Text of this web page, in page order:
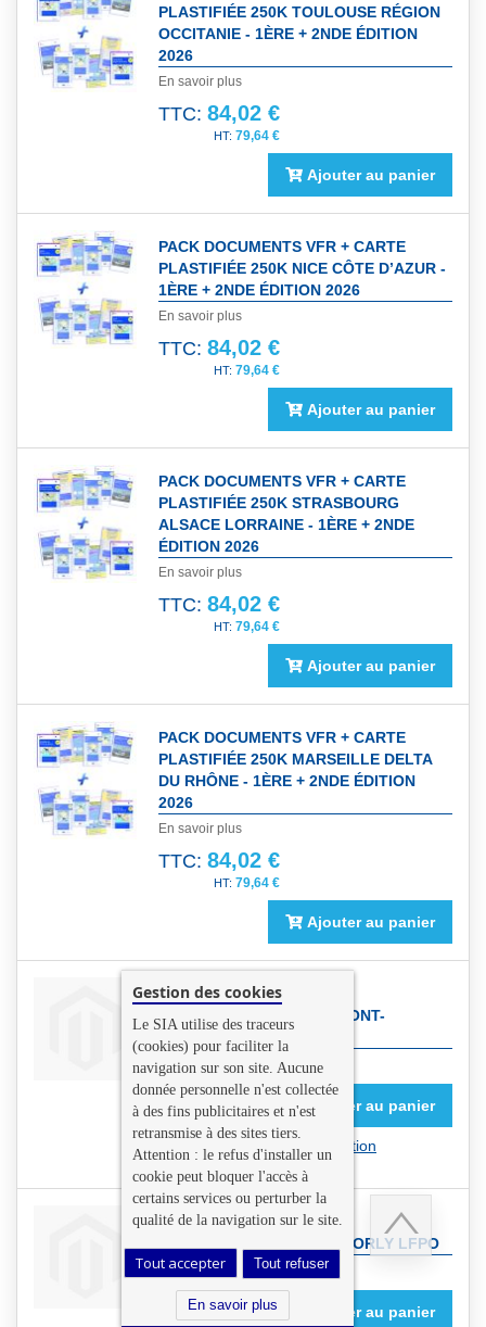
PLASTIFIÉE 250K TOULOUSE RÉGION
OCCITANIE - 1ÈRE + 2NDE ÉDITION
2026
En savoir plus
TTC: 84,02 €
79,64 €
Ajouter au panier
PACK DOCUMENTS VFR + CARTE
PLASTIFIÉE 250K NICE CÔTE D’AZUR -
1ÈRE + 2NDE ÉDITION 2026
En savoir plus
TTC: 84,02 €
79,64 €
Ajouter au panier
PACK DOCUMENTS VFR + CARTE
PLASTIFIÉE 250K STRASBOURG
ALSACE LORRAINE - 1ÈRE + 2NDE
ÉDITION 2026
En savoir plus
TTC: 84,02 €
79,64 €
Ajouter au panier
PACK DOCUMENTS VFR + CARTE
PLASTIFIÉE 250K MARSEILLE DELTA
DU RHÔNE - 1ÈRE + 2NDE ÉDITION
2026
En savoir plus
TTC: 84,02 €
79,64 €
Ajouter au panier
DONNÉES DE TERRAIN ET
D'OBSTACLES DE CLERMONT-
FERRAND LFLC
En savoir plus
TTC:0,00 €
0,00 €
Ajouter au panier
Produit sous licence d'utilisation
DONNÉES DE TERRAIN ET
D'OBSTACLES DE PARIS - ORLY LFPO
En savoir plus
TTC: 0,00 €
0,00 €
Ajouter au panier
haut
Gestion des cookies
Le SIA utilise des traceurs
(cookies) pour faciliter la
navigation sur son site. Aucune
donnée personnelle n'est collectée
à des fins publicitaires et n'est
retransmise à des sites tiers.
Attention : le refus d'installer un
cookie peut bloquer l'accès à
certains services ou perturber la
qualité de la navigation sur le site.
Tout accepter Tout refuser
En savoir plus